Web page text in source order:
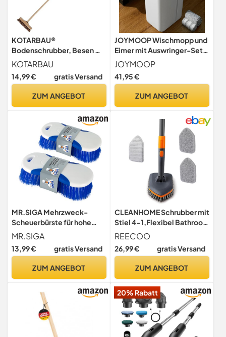
KOTARBAU®
Bodenschrubber, Besen mit
Naturborsten,
Reinigungsbürste
KOTARBAU
14,99 € gratis Versand
ZUM ANGEBOT
JOYMOOP Wischmopp und
Eimer mit Auswringer-Set,
freihändiger Flacher
Bodenwischer und Eimer,
mit 3 waschbaren
und Trockengebrauch,
JOYMOOP
41,95 €
ZUM ANGEBOT
MR.SIGA Mehrzweck-
Scheuerbürste für hohe
Beanspruchung – 2er-Pack
MR.SIGA
13,99 € gratis Versand
ZUM ANGEBOT
CLEANHOME Schrubber mit
Stiel 4-1,Flexibel Bathroom
Cleaning Brush
REECOO
26,99 € gratis Versand
ZUM ANGEBOT
20% Rabatt